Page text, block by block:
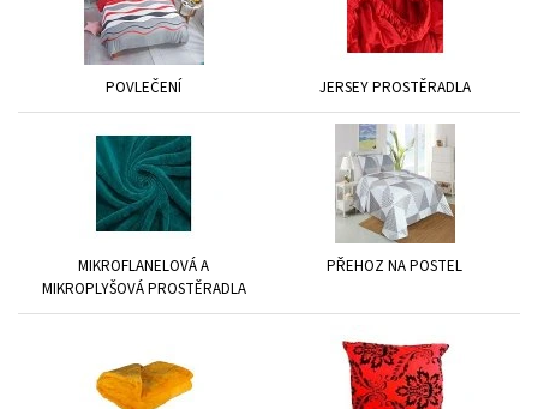
POVLEČENÍ JERSEY PROSTĚRADLA
MIKROFLANELOVÁ A
MIKROPLYŠOVÁ PROSTĚRADLA
PŘEHOZ NA POSTEL